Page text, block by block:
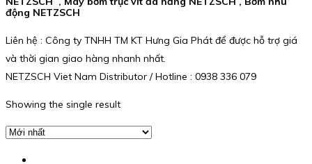
động NETZSCH
Liên hệ : Công ty TNHH TM KT Hưng Gia Phát để được hỗ trợ giá
và thời gian giao hàng nhanh nhất.
NETZSCH Viet Nam Distributor / Hotline : 0938 336 079
Showing the single result